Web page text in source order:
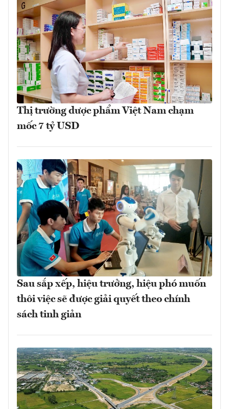
Thị trường dược phẩm Việt Nam chạm
mốc 7 tỷ USD
Sau sắp xếp, hiệu trưởng, hiệu phó muốn
thôi việc sẽ được giải quyết theo chính
sách tinh giản